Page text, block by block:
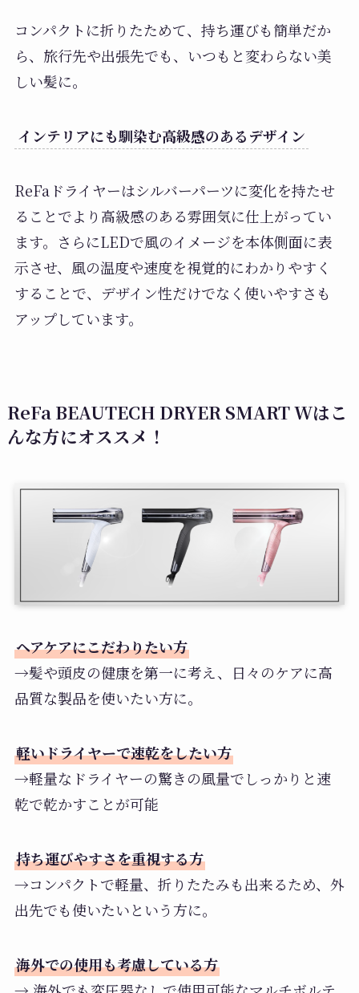
コンパクトに折りたためて、持ち運びも簡単だか
ら、旅行先や出張先でも、いつもと変わらない美
しい髪に。
インテリアにも馴染む高級感のあるデザイン
ReFaドライヤーはシルバーパーツに変化を持たせ
ることでより高級感のある雰囲気に仕上がってい
ます。さらにLEDで風のイメージを本体側面に表
示させ、風の温度や速度を視覚的にわかりやすく
することで、デザイン性だけでなく使いやすさも
アップしています。
ReFa BEAUTECH DRYER SMART Wはこ
んな方にオススメ！
ヘアケアにこだわりたい方
→髪や頭皮の健康を第一に考え、日々のケアに高
品質な製品を使いたい方に。
軽いドライヤーで速乾をしたい方
→軽量なドライヤーの驚きの風量でしっかりと速
乾で乾かすことが可能
持ち運びやすさを重視する方
→コンパクトで軽量、折りたたみも出来るため、外
出先でも使いたいという方に。
海外での使用も考慮している方